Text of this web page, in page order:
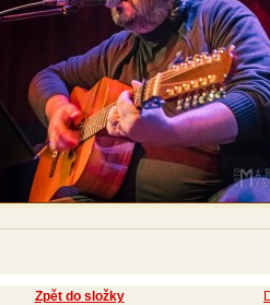
Zpět do složky